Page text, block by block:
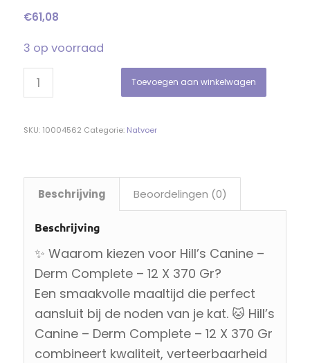
€61,08
3 op voorraad
Toevoegen aan winkelwagen
SKU: 10004562 Categorie: Natvoer
Beschrijving Beoordelingen (0)
Beschrijving
✨ Waarom kiezen voor Hill’s Canine –
Derm Complete – 12 X 370 Gr?
Een smaakvolle maaltijd die perfect
aansluit bij de noden van je kat. 🐱 Hill’s
Canine – Derm Complete – 12 X 370 Gr
combineert kwaliteit, verteerbaarheid